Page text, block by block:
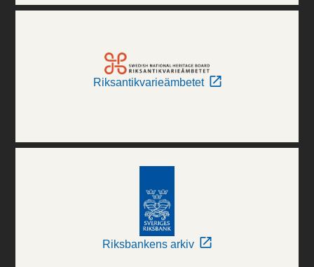
Riksantikvarieämbetet
Riksbankens arkiv